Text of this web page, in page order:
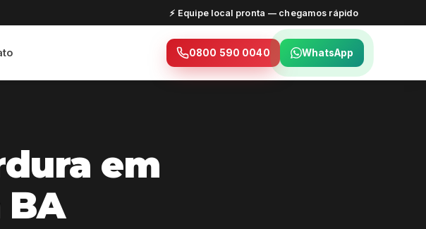
⚡ Equipe local pronta — chegamos rápido
0800 590 0040 WhatsApp
em
BA